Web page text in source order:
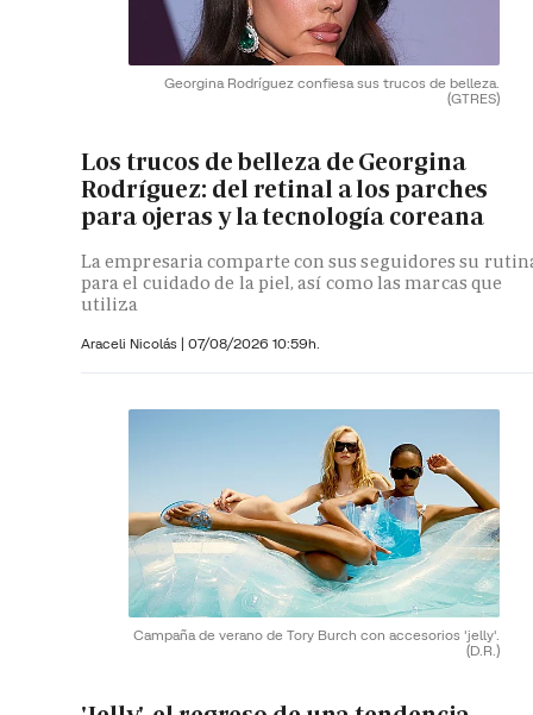
Georgina Rodríguez confiesa sus trucos de belleza.
(GTRES)
Los trucos de belleza de Georgina
Rodríguez: del retinal a los parches
para ojeras y la tecnología coreana
La empresaria comparte con sus seguidores su
para el cuidado de la piel, así como las marcas que
utiliza
Araceli Nicolás | 07/08/2026 10:59h.
Campaña de verano de Tory Burch con accesorios 'jelly'.
(D.R.)